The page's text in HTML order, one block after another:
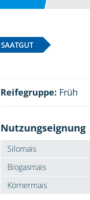
SAATGUT
Reifegruppe: Früh
Nutzungseignung
Silomais
Biogasmais
Körnermais